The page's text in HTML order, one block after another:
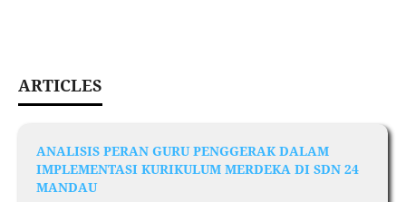
ARTICLES
ANALISIS PERAN GURU PENGGERAK DALAM
IMPLEMENTASI KURIKULUM MERDEKA DI SDN 24
MANDAU